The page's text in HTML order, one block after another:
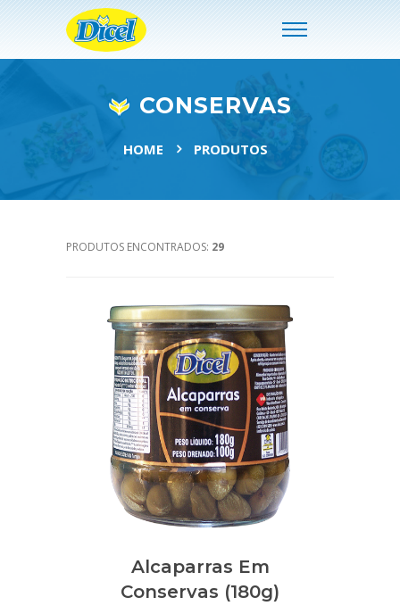
CONSERVAS
HOME PRODUTOS
PRODUTOS ENCONTRADOS: 29
Alcaparras Em
Conservas (180g)